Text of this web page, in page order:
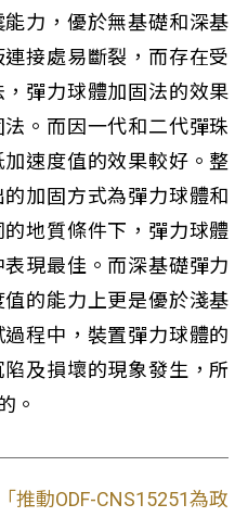
力，優於無基礎和深基
接處易斷裂，而存在受
彈力球體加固法的效果
。而因一代和二代彈珠
速度值的效果較好。整
加固方式為彈力球體和
地質條件下，彈力球體
現最佳。而深基礎彈力
的能力上更是優於淺基
程中，裝置彈力球體的
及損壞的現象發生，所
。
推動ODF-CNS15251為政